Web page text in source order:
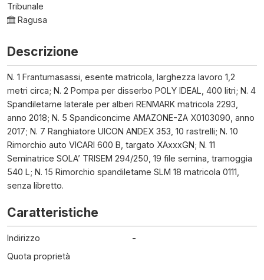
Tribunale
Ragusa
Descrizione
N. 1 Frantumasassi, esente matricola, larghezza lavoro 1,2
metri circa; N. 2 Pompa per disserbo POLY IDEAL, 400 litri; N. 4
Spandiletame laterale per alberi RENMARK matricola 2293,
anno 2018; N. 5 Spandiconcime AMAZONE-ZA X0103090, anno
2017; N. 7 Ranghiatore UICON ANDEX 353, 10 rastrelli; N. 10
Rimorchio auto VICARI 600 B, targato XAxxxGN; N. 11
Seminatrice SOLA’ TRISEM 294/250, 19 file semina, tramoggia
540 L; N. 15 Rimorchio spandiletame SLM 18 matricola 0111,
senza libretto.
Caratteristiche
Indirizzo
-
Quota proprietà